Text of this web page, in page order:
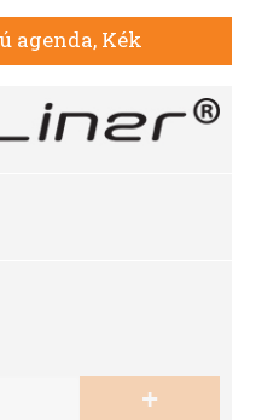
agenda, Kék
+